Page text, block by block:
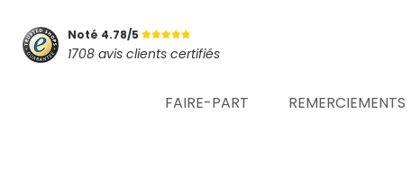
Noté 4.78/5
1708 avis clients certifiés
FAIRE-PART REMERCIEMENTS